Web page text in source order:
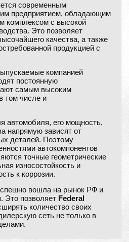
современным
предприятием, обладающим
комплексом с высокой
Это позволяет
качества, а также
продукцией с
компанией
постоянную
самым высоким
том числе и
автомобиля, его мощность,
напрямую зависят от
деталей. Поэтому
автокомпонентов
точные геометрические
износостойкость и
к коррозии.
вошла на рынок РФ и
Это позволяет Federal
количество своих
сеть не только в